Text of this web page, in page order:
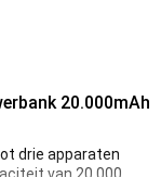
20.000mAh
drie apparaten